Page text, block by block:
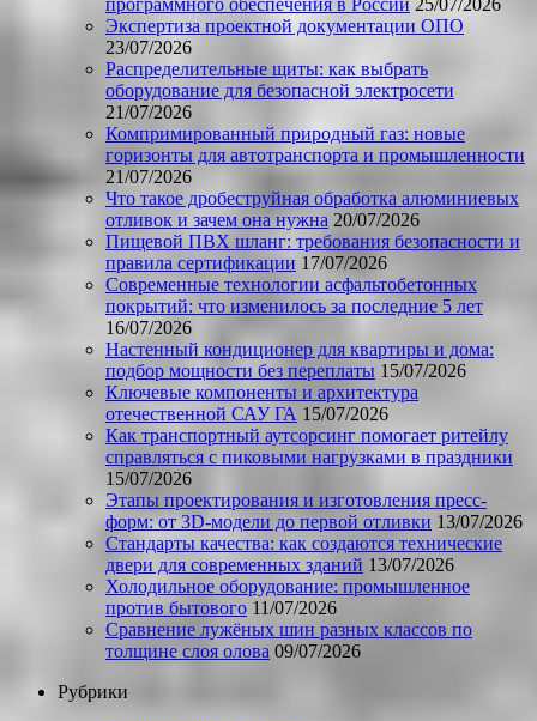
программного обеспечения в России 25/07/2026
Экспертиза проектной документации ОПО
23/07/2026
Распределительные щиты: как выбрать
оборудование для безопасной электросети
21/07/2026
Компримированный природный газ: новые
горизонты для автотранспорта и промышленности
21/07/2026
Что такое дробеструйная обработка алюминиевых
отливок и зачем она нужна 20/07/2026
Пищевой ПВХ шланг: требования безопасности и
правила сертификации 17/07/2026
Современные технологии асфальтобетонных
покрытий: что изменилось за последние 5 лет
16/07/2026
Настенный кондиционер для квартиры и дома:
подбор мощности без переплаты 15/07/2026
Ключевые компоненты и архитектура
отечественной САУ ГА 15/07/2026
Как транспортный аутсорсинг помогает ритейлу
справляться с пиковыми нагрузками в праздники
15/07/2026
Этапы проектирования и изготовления пресс-
форм: от 3D-модели до первой отливки 13/07/2026
Стандарты качества: как создаются технические
двери для современных зданий 13/07/2026
Холодильное оборудование: промышленное
против бытового 11/07/2026
Сравнение лужёных шин разных классов по
толщине слоя олова 09/07/2026
Рубрики